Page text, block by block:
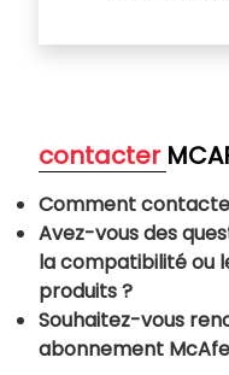
contacter
Comment
Avez-vous des
la compatibilité ou
produits ?
Souhaitez-vous
abonnement